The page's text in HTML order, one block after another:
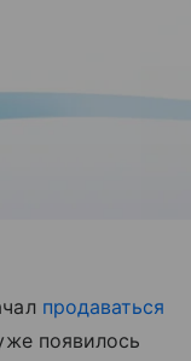
продаваться
появилось